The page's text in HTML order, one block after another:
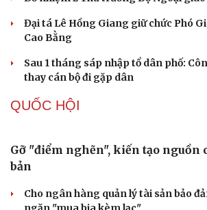
Du lịch
Tư vấn
check-in
Podcast
Cửa sổ
Microsoft tăng tốc đầu tư hạ tầng AI
Trung Quốc đưa vào hoạt động cơ sở
nhất thế giới
PHÁP LUẬT
Cựu Thứ trưởng Nguyễn Bá Hoan
Tây Ninh cảnh báo bẫy "việc nhẹ